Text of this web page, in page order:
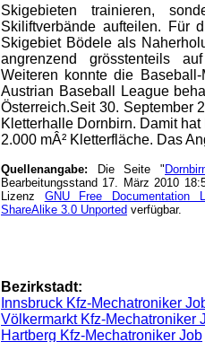
Skigebieten trainieren,
Skiliftverbände aufteilen. Für
Skigebiet Bödele als
angrenzend grösstenteils
Weiteren konnte die
Austrian Baseball League
Österreich.Seit 30. September
Kletterhalle Dornbirn. Damit
2.000 mÂ² Kletterfläche. Das
Quellenangabe: Die Seite "
Bearbeitungsstand 17. März 2010
Lizenz GNU Free Documentation
ShareAlike 3.0 Unported verfügbar.
Bezirkstadt:
Innsbruck Kfz-Mechatroniker
Völkermarkt Kfz-Mechatroniker
Hartberg Kfz-Mechatroniker Job